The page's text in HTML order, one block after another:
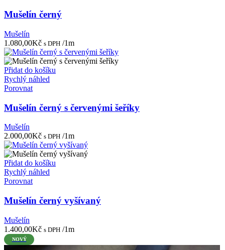
Mušelín černý
Mušelín
1.080,00Kč s DPH /1m
Přidat do košíku
Rychlý náhled
Porovnat
Mušelín černý s červenými šeříky
Mušelín
2.000,00Kč s DPH /1m
Přidat do košíku
Rychlý náhled
Porovnat
Mušelín černý vyšívaný
Mušelín
1.400,00Kč s DPH /1m
NOVÝ